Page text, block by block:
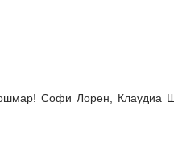
Софи Лорен,